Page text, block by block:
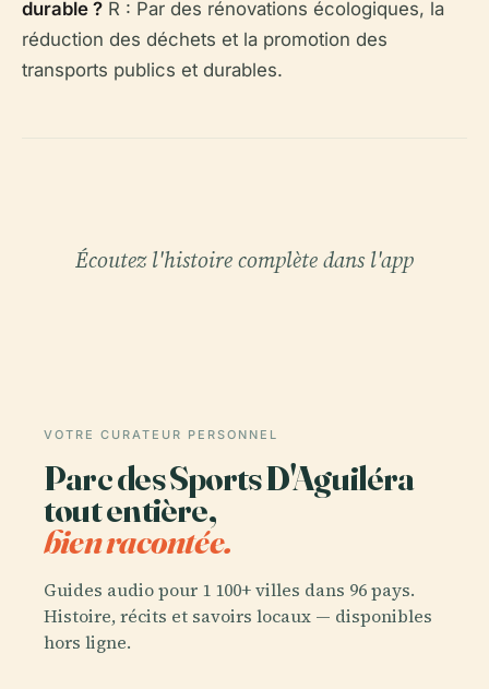
durable ? R : Par des rénovations écologiques, la
réduction des déchets et la promotion des
transports publics et durables.
Écoutez l'histoire complète dans l'app
VOTRE CURATEUR PERSONNEL
Parc des Sports D'Aguiléra
tout entière,
bien racontée.
Guides audio pour 1 100+ villes dans 96 pays.
Histoire, récits et savoirs locaux — disponibles
hors ligne.